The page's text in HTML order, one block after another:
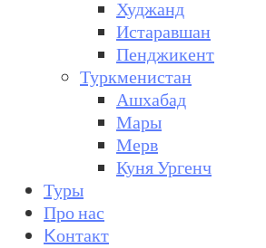
Худжанд
Истаравшан
Пенджикент
Туркменистан
Ашхабад
Мары
Мерв
Куня Ургенч
Туры
Про нас
Kонтакт